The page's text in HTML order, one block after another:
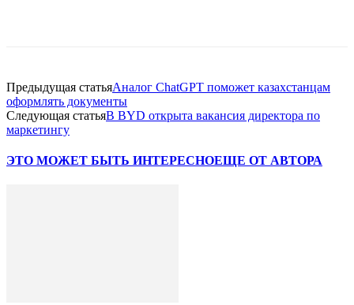
Предыдущая статьяАналог ChatGPT поможет казахстанцам
оформлять документы
Следующая статьяВ BYD открыта вакансия директора по
маркетингу
ЭТО МОЖЕТ БЫТЬ ИНТЕРЕСНОЕЩЕ ОТ АВТОРА